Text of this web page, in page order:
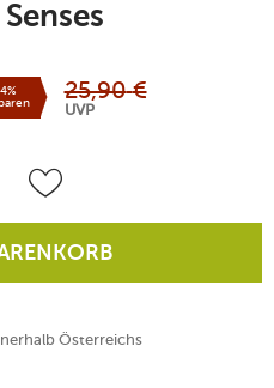
25,90 €
UVP
Österreichs